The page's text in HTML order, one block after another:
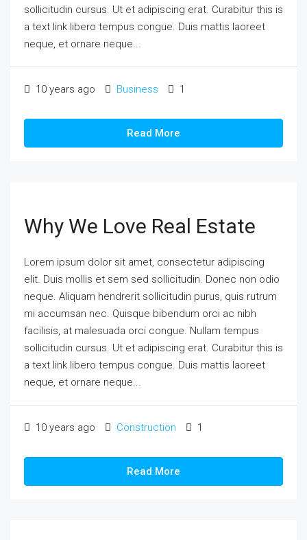
sollicitudin cursus. Ut et adipiscing erat. Curabitur this is
a text link libero tempus congue. Duis mattis laoreet
neque, et ornare neque...
10 years ago Business 1
Read More
Why We Love Real Estate
Lorem ipsum dolor sit amet, consectetur adipiscing
elit. Duis mollis et sem sed sollicitudin. Donec non odio
neque. Aliquam hendrerit sollicitudin purus, quis rutrum
mi accumsan nec. Quisque bibendum orci ac nibh
facilisis, at malesuada orci congue. Nullam tempus
sollicitudin cursus. Ut et adipiscing erat. Curabitur this is
a text link libero tempus congue. Duis mattis laoreet
neque, et ornare neque...
10 years ago Construction 1
Read More